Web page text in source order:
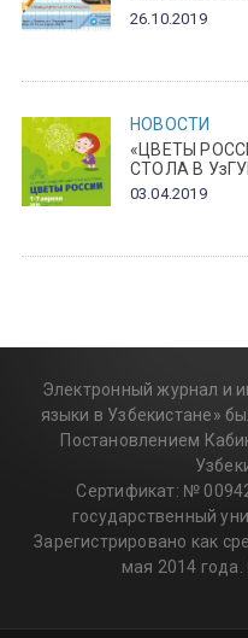
26.10.2019
НОВОСТИ
«ЦВЕТЫ
СТОЛА В
03.04.2019
Электронный журнал и
языки в Узбекистане»
Постановлением
Сертификат: №
государственный
Зарегистрировано как
мая 2014